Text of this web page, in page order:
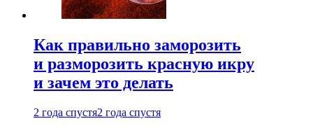
Как правильно заморозить
и разморозить красную икру
и зачем это делать
2 года спустя2 года спустя